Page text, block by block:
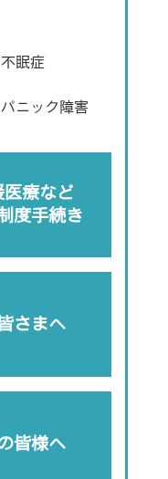
眠症
ニック障害
医療など
度手続き
さまへ
皆様へ